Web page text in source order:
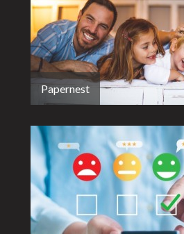
Papernest